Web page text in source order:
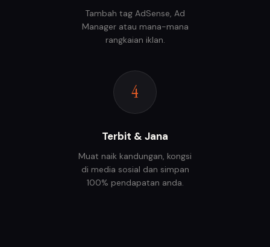
Tambah tag AdSense, Ad
Manager atau mana-mana
rangkaian iklan.
4
Terbit & Jana
Muat naik kandungan, kongsi
di media sosial dan simpan
100% pendapatan anda.